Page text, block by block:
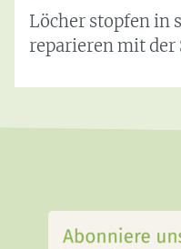
Löcher stopfen in
reparieren mit